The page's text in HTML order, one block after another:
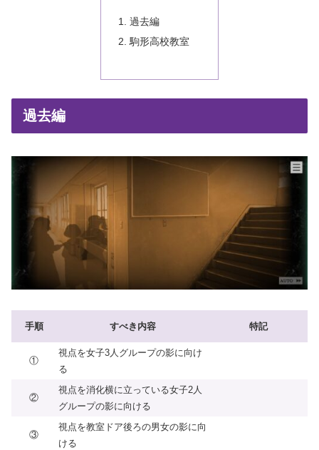
過去編
駒形高校教室
過去編
手順 すべき内容 特記
①
視点を女子3人グループの影に向け
る
②
視点を消化横に立っている女子2人
グループの影に向ける
③
視点を教室ドア後ろの男女の影に向
ける